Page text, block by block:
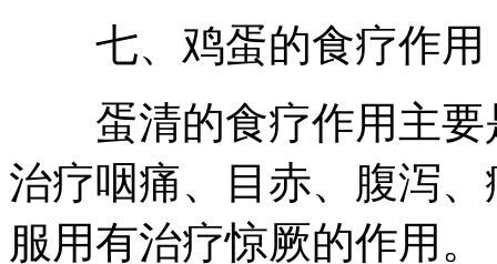
七、鸡蛋的食疗作用
蛋清的食疗作用主要
治疗咽痛、目赤、腹泻
服用有治疗惊厥的作用。